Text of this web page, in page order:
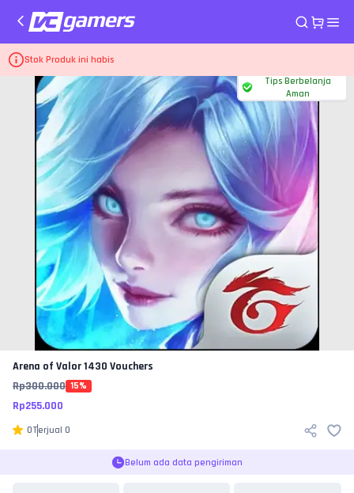
Stok Produk ini habis
Home Top Up Game Arena of Valor
Tips Berbelanja
Aman
Arena of Valor1430 Vouchers
Rp300.000 15%
Rp255.000
0Terjual 0
Belum ada data pengiriman